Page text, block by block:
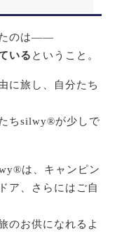
たのは――
いる ということ。
に旅し、自分たち
ちsilwy®が少しで
は、キャンピン
ア、さらにはご自
のお供になれるよ